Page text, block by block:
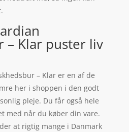
– Klar puster liv
– Klar er en af de
her i shoppen i den godt
pleje. Du får også hele
med når du køber din vare.
at rigtig mange i Danmark